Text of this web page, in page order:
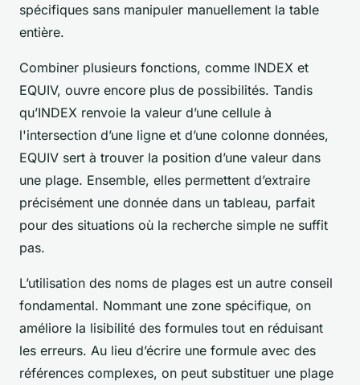
spécifiques sans manipuler manuellement la table
entière.
Combiner plusieurs fonctions, comme INDEX et
EQUIV, ouvre encore plus de possibilités. Tandis
qu’INDEX renvoie la valeur d’une cellule à
l'intersection d’une ligne et d’une colonne données,
EQUIV sert à trouver la position d’une valeur dans
une plage. Ensemble, elles permettent d’extraire
précisément une donnée dans un tableau, parfait
pour des situations où la recherche simple ne suffit
pas.
L’utilisation des noms de plages est un autre conseil
fondamental. Nommant une zone spécifique, on
améliore la lisibilité des formules tout en réduisant
les erreurs. Au lieu d’écrire une formule avec des
références complexes, on peut substituer une plage